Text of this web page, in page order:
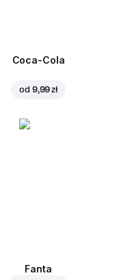
Coca-Cola
od 9,99 zł
Fanta